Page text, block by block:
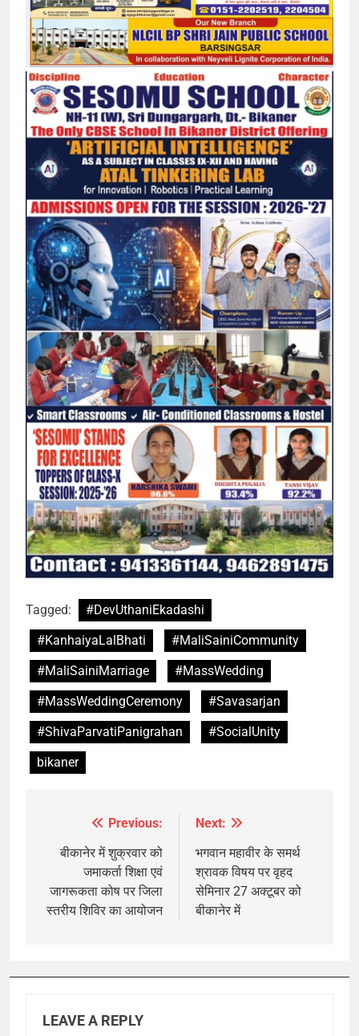
Tagged:
#DevUthaniEkadashi
#KanhaiyaLalBhati
#MaliSainiCommunity
#MaliSainiMarriage
#MassWedding
#MassWeddingCeremony
#Savasarjan
#ShivaParvatiPanigrahan
#SocialUnity
bikaner
navigation
Previous:
बीकानेर में शुक्रवार को
जमाकर्ता शिक्षा एवं
जागरूकता कोष पर जिला
स्तरीय शिविर का आयोजन
Next:
भगवान महावीर के समर्थ
श्रावक विषय पर वृहद
सेमिनार 27 अक्टूबर को
बीकानेर में
LEAVE A REPLY